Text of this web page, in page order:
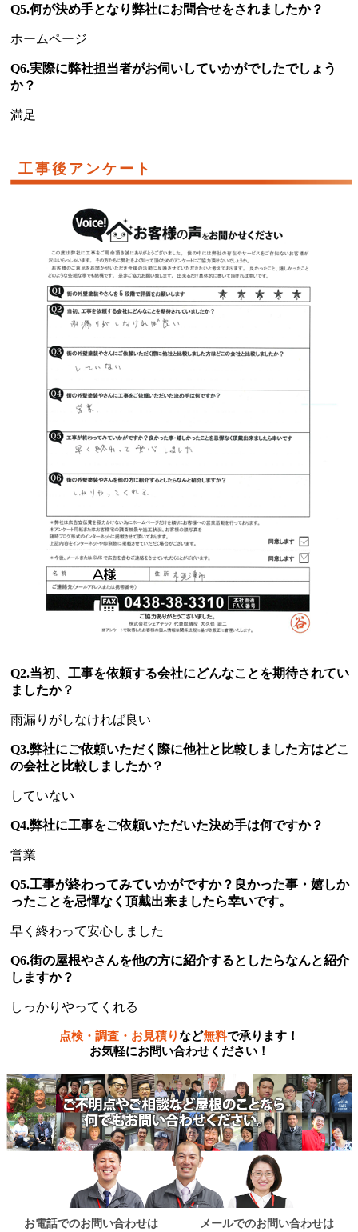
Q5.何が決め手となり弊社にお問合せをされましたか？
ホームページ
Q6.実際に弊社担当者がお伺いしていかがでしたでしょう
か？
満足
工事後アンケート
Q2.当初、工事を依頼する会社にどんなことを期待されてい
ましたか？
雨漏りがしなければ良い
Q3.弊社にご依頼いただく際に他社と比較しました方はどこ
の会社と比較しましたか？
していない
Q4.弊社に工事をご依頼いただいた決め手は何ですか？
営業
Q5.工事が終わってみていかがですか？良かった事・嬉しか
ったことを忌憚なく頂戴出来ましたら幸いです。
早く終わって安心しました
Q6.街の屋根やさんを他の方に紹介するとしたらなんと紹介
しますか？
しっかりやってくれる
点検・調査・お見積りなど無料で承ります！
お気軽にお問い合わせください！
お電話でのお問い合わせは メールでのお問い合わせは